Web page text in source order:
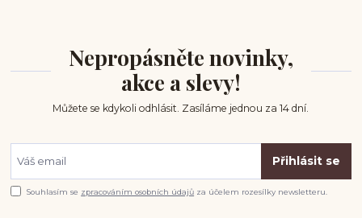
Nepropásněte novinky,
akce a slevy!
Můžete se kdykoli odhlásit. Zasíláme jednou za 14 dní.
Přihlásit se
Souhlasím se zpracováním osobních údajů za účelem rozesílky newsletteru.